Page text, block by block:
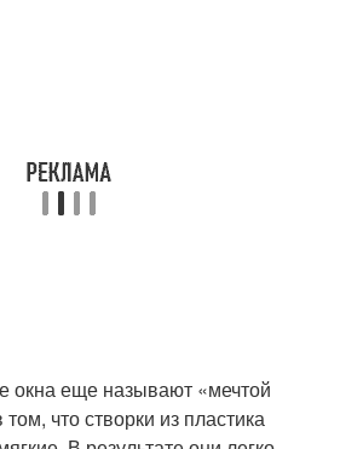
окна еще называют «мечтой
что створки из пластика